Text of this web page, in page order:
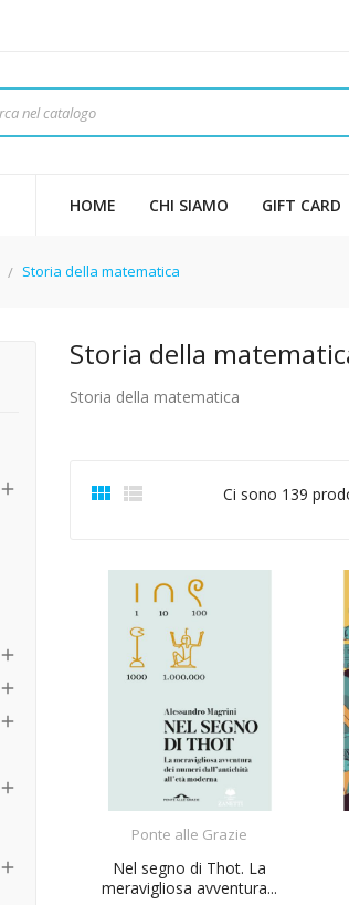
HOME CHI SIAMO GIFT CARD
Storia della matematica






Storia della
Storia della matematica
  Ci sono 139
Ponte alle Grazie
Nel segno di Thot. La
meravigliosa avventura...